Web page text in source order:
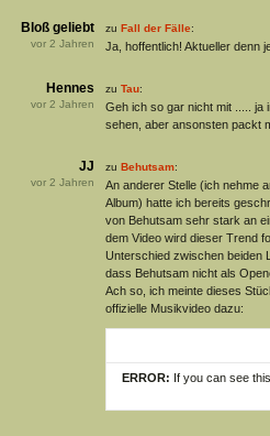
Bloß geliebt
vor 2 Jahren
zu Fall der Fälle:
Ja, hoffentlich! Aktueller denn
Hennes
vor 2 Jahren
zu Tau:
Geh ich so gar nicht mit ..... ja
sehen, aber ansonsten packt
JJ
vor 2 Jahren
zu Behutsam:
An anderer Stelle (ich nehme
Album) hatte ich bereits
von Behutsam sehr stark an
dem Video wird dieser Trend
Unterschied zwischen beiden
dass Behutsam nicht als
Ach so, ich meinte dieses
offizielle Musikvideo dazu:
ERROR: If you can see